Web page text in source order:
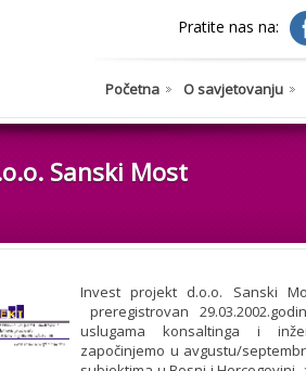
Pratite nas na:
Početna O savjetovanju
Sanski Most
Invest projekt d.o.o. Sanski
preregistrovan
uslugama konsaltinga i
započinjemo u avgustu/